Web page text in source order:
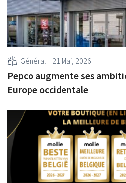
Général 21 Mai, 2026
Pepco augmente ses
Europe occidentale